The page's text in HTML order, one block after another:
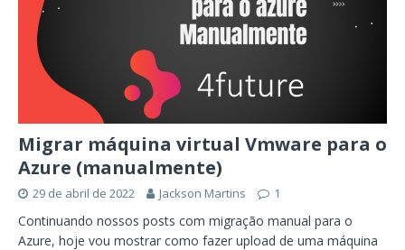
Migrar máquina virtual Vmware para o
Azure (manualmente)
29 de abril de 2022 Jackson Martins 1
Continuando nossos posts com migração manual para o
Azure, hoje vou mostrar como fazer upload de uma máquina